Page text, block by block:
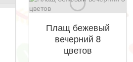
Плащ бежевый
вечерний 8
цветов